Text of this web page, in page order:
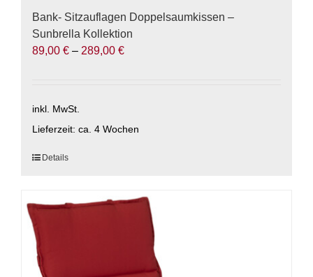
Bank- Sitzauflagen Doppelsaumkissen –
Sunbrella Kollektion
89,00 € – 289,00 €
inkl. MwSt.
Lieferzeit: ca. 4 Wochen
Dieses
mehrere
Varianten
auf.
Die
Details